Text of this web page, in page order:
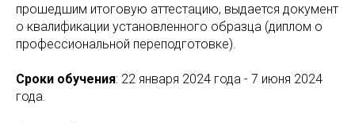
прошедшим итоговую аттестацию, выдается документ
о квалификации установленного образца (диплом о
профессиональной переподготовке).
Сроки обучения: 22 января 2024 года - 7 июня 2024
года.